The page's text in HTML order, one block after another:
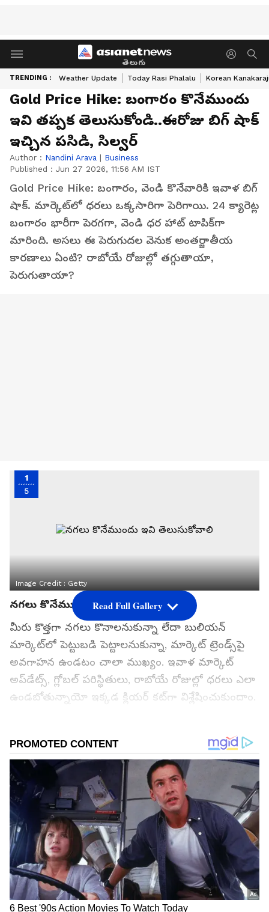
తెలుగు
TRENDING : Weather Update Today Rasi Phalalu Korean
Gold Price Hike: బంగారం కొనేముందు
ఇవి తప్పక తెలుసుకోండి..ఈరోజు బిగ్ షాక్
ఇచ్చిన పసిడి, సిల్వర్
Author : Nandini Arava | Business
Published : Jun 27 2026, 11:56 AM IST
Gold Price Hike: బంగారం, వెండి కొనేవారికి ఇవాళ బిగ్
షాక్. మార్కెట్‌లో ధరలు ఒక్కసారిగా పెరిగాయి. 24 క్యారెట్ల
బంగారం భారీగా పెరగగా, వెండి ధర హాట్ టాపిక్‌గా
మారింది. అసలు ఈ పెరుగుదల వెనుక అంతర్జాతీయ
కారణాలు ఏంటి? రాబోయే రోజుల్లో తగ్గుతాయా,
పెరుగుతాయా?
1
5
Image Credit :Getty
నగలు కొనేముందు ఇవి తెలుసుకోవాలి
మీరు కొత్తగా నగలు కొనాలనుకున్నా లేదా బులియన్
మార్కెట్‌లో పెట్టుబడి పెట్టాలనుకున్నా, మార్కెట్ ట్రెండ్స్‌పై
అవగాహన ఉండటం చాలా ముఖ్యం. ఇవాళ మార్కెట్
అప్‌డేట్స్, గ్లోబల్ పరిస్థితులు, రాబోయే రోజుల్లో ధరలు ఎలా
ఉండబోతున్నాయో ఇక్కడ క్లియర్ కట్‌గా విశ్లేషించుకుందాం.
ను మీ ఫ్రిఫర్డ్ సోర్స్ గా ఎంచుకోండి
Read Full Gallery